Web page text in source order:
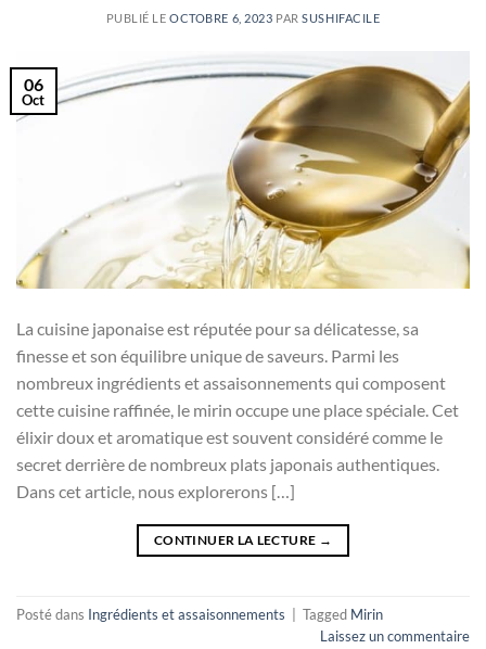
PUBLIÉ LEOCTOBRE 6, 2023 PARSUSHIFACILE
06
Oct
La cuisine japonaise est réputée pour sa délicatesse, sa
finesse et son équilibre unique de saveurs. Parmi les
nombreux ingrédients et assaisonnements qui composent
cette cuisine raffinée, le mirin occupe une place spéciale. Cet
élixir doux et aromatique est souvent considéré comme le
secret derrière de nombreux plats japonais authentiques.
Dans cet article, nous explorerons […]
CONTINUER LA LECTURE →
Posté dans Ingrédients et assaisonnements Tagged Mirin
Laissez un commentaire